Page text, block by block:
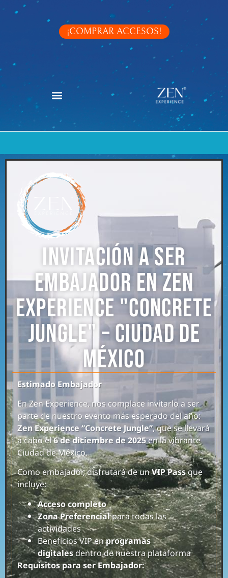
¡COMPRAR ACCESOS!
Invitación a Ser
Embajador en Zen
Experience "Concrete
Jungle" – Ciudad de
México
Estimado Embajador
En Zen Experience, nos complace invitarlo a ser
parte de nuestro evento más esperado del año:
Zen Experience “Concrete Jungle”, que se llevará
a cabo el6 de diciembre de 2025en la vibrante
Ciudad de México.
Como embajador, disfrutará de unVIP Passque
incluye:
Acceso completo
Zona Preferencialpara todas las
actividades
Beneficios VIP enprogramas
digitalesdentro de nuestra plataforma
Requisitos para ser Embajador: